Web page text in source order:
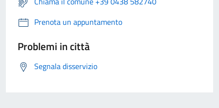
Prenota un appuntamento
Problemi in città
Segnala disservizio